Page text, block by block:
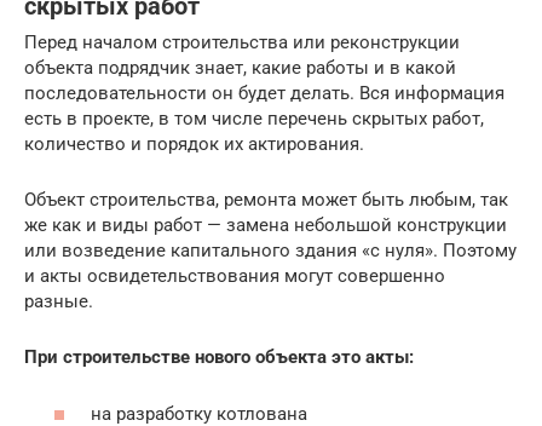
скрытых работ
Перед началом строительства или реконструкции
объекта подрядчик знает, какие работы и в какой
последовательности он будет делать. Вся информация
есть в проекте, в том числе перечень скрытых работ,
количество и порядок их актирования.
Объект строительства, ремонта может быть любым, так
же как и виды работ — замена небольшой конструкции
или возведение капитального здания «с нуля». Поэтому
и акты освидетельствования могут совершенно
разные.
При строительстве нового объекта это акты:
на разработку котлована